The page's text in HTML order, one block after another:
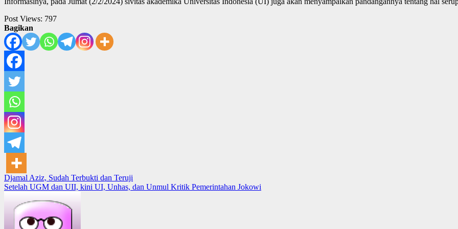
Post Views: 797
Bagikan
Post
navigation
Djamal Aziz, Sudah Terbukti dan Teruji
Setelah UGM dan UII, kini UI, Unhas, dan Unmul Kritik Pemerintahan Jokowi